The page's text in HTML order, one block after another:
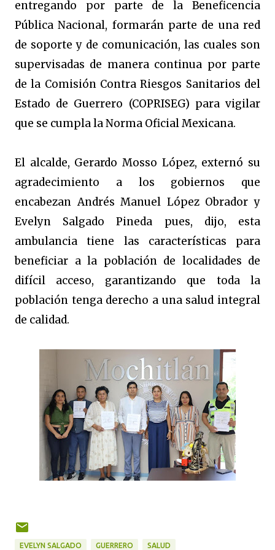
entregando por parte de la Beneficencia
Pública Nacional, formarán parte de una red
de soporte y de comunicación, las cuales son
supervisadas de manera continua por parte
de la Comisión Contra Riesgos Sanitarios del
Estado de Guerrero (COPRISEG) para vigilar
que se cumpla la Norma Oficial Mexicana.
El alcalde, Gerardo Mosso López, externó su
agradecimiento a los gobiernos que
encabezan Andrés Manuel López Obrador y
Evelyn Salgado Pineda pues, dijo, esta
ambulancia tiene las características para
beneficiar a la población de localidades de
difícil acceso, garantizando que toda la
población tenga derecho a una salud integral
de calidad.
EVELYN SALGADO GUERRERO SALUD